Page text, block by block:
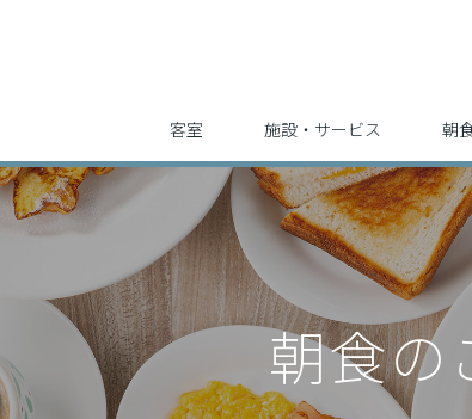
客室 施設・サービス 朝
朝食の